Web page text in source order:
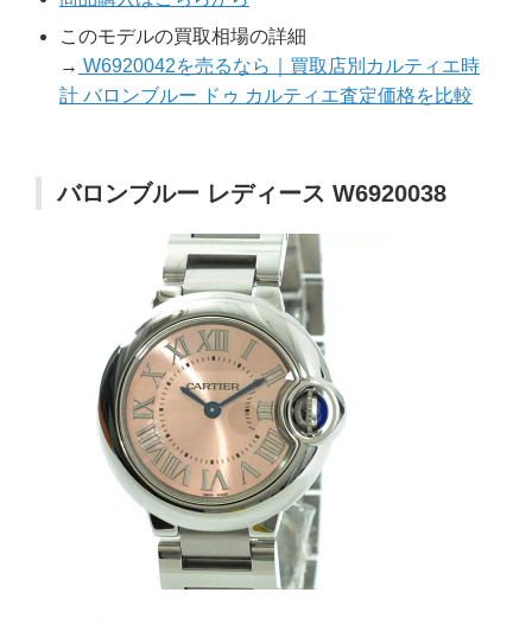
このモデルの買取相場の詳細
→ W6920042を売るなら｜買取店別カルティエ時
計 バロンブルー ドゥ カルティエ査定価格を比較
バロンブルー レディース W6920038